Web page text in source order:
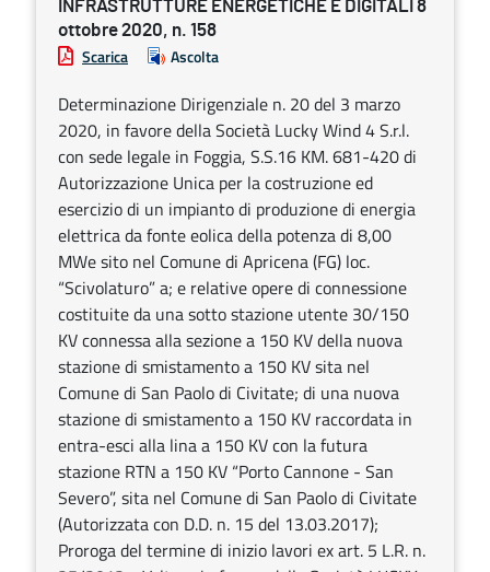
INFRASTRUTTURE ENERGETICHE E DIGITALI 8
ottobre 2020, n. 158
Scarica Ascolta
Determinazione Dirigenziale n. 20 del 3 marzo
2020, in favore della Società Lucky Wind 4 S.r.l.
con sede legale in Foggia, S.S.16 KM. 681-420 di
Autorizzazione Unica per la costruzione ed
esercizio di un impianto di produzione di energia
elettrica da fonte eolica della potenza di 8,00
MWe sito nel Comune di Apricena (FG) loc.
“Scivolaturo” a; e relative opere di connessione
costituite da una sotto stazione utente 30/150
KV connessa alla sezione a 150 KV della nuova
stazione di smistamento a 150 KV sita nel
Comune di San Paolo di Civitate; di una nuova
stazione di smistamento a 150 KV raccordata in
entra-esci alla lina a 150 KV con la futura
stazione RTN a 150 KV “Porto Cannone - San
Severo”, sita nel Comune di San Paolo di Civitate
(Autorizzata con D.D. n. 15 del 13.03.2017);
Proroga del termine di inizio lavori ex art. 5 L.R. n.